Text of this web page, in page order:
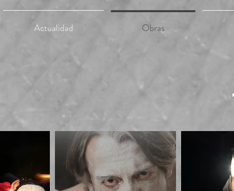
Actualidad Obras